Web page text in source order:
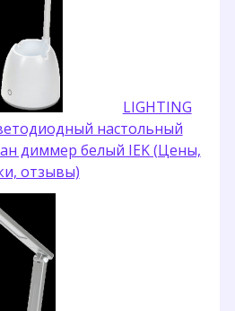
LIGHTING
настольный
диммер белый IEK (Цены,
отзывы)